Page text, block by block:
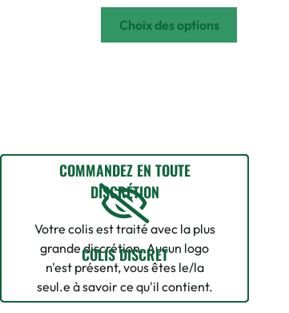
Choix des options
COLIS DISCRET
COMMANDEZ EN TOUTE
DISCRÉTION
Votre colis est traité avec la plus
grande discrétion. Aucun logo
n'est présent, vous êtes le/la
seul.e à savoir ce qu'il contient.